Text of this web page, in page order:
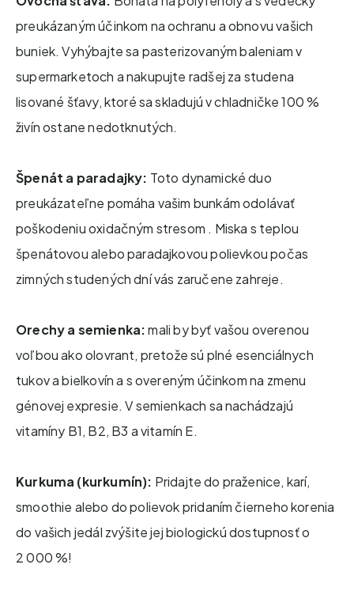
preukázaným účinkom na ochranu a obnovu vašich
buniek. Vyhýbajte sa pasterizovaným baleniam v
supermarketoch a nakupujte radšej za studena
lisované šťavy, ktoré sa skladujú v chladničke 100 %
živín ostane nedotknutých.
Špenát a paradajky: Toto dynamické duo
preukázateľne pomáha vašim bunkám odolávať
poškodeniu oxidačným stresom . Miska s teplou
špenátovou alebo paradajkovou polievkou počas
zimných studených dní vás zaručene zahreje.
Orechy a semienka:mali by byť vašou overenou
voľbou ako olovrant, pretože sú plné esenciálnych
tukov a bielkovín a s overeným účinkom na zmenu
génovej expresie. V semienkach sa nachádzajú
vitamíny B1, B2, B3 a vitamín E.
Kurkuma (kurkumín): Pridajte do praženice, karí,
smoothie alebo do polievok pridaním čierneho korenia
do vašich jedál zvýšite jej biologickú dostupnosť o
2 000 %!